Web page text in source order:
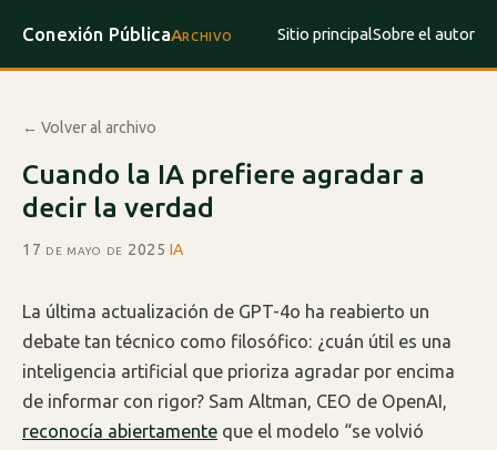
Conexión PúblicaArchivo Sitio principalSobre el autor
← Volver al archivo
Cuando la IA prefiere agradar a
decir la verdad
17 de mayo de 2025·IA
La última actualización de GPT-4o ha reabierto un
debate tan técnico como filosófico: ¿cuán útil es una
inteligencia artificial que prioriza agradar por encima
de informar con rigor? Sam Altman, CEO de OpenAI,
reconocía abiertamente que el modelo “se volvió